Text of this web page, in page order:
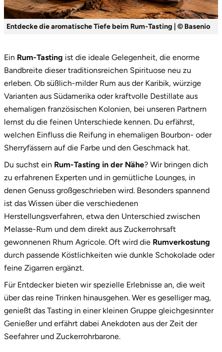
Entdecke die aromatische Tiefe beim Rum-Tasting | © Basenio
Ein Rum-Tasting ist die ideale Gelegenheit, die enorme
Bandbreite dieser traditionsreichen Spirituose neu zu
erleben. Ob süßlich-milder Rum aus der Karibik, würzige
Varianten aus Südamerika oder kraftvolle Destillate aus
ehemaligen französischen Kolonien, bei unseren Partnern
lernst du die feinen Unterschiede kennen. Du erfährst,
welchen Einfluss die Reifung in ehemaligen Bourbon- oder
Sherryfässern auf die Farbe und den Geschmack hat.
Du suchst ein Rum-Tasting in der Nähe? Wir bringen dich
zu erfahrenen Experten und in gemütliche Lounges, in
denen Genuss großgeschrieben wird. Besonders spannend
ist das Wissen über die verschiedenen
Herstellungsverfahren, etwa den Unterschied zwischen
Melasse-Rum und dem direkt aus Zuckerrohrsaft
gewonnenen Rhum Agricole. Oft wird die Rumverkostung
durch passende Köstlichkeiten wie dunkle Schokolade oder
feine Zigarren ergänzt.
Für Entdecker bieten wir spezielle Erlebnisse an, die weit
über das reine Trinken hinausgehen. Wer es geselliger mag,
genießt das Tasting in einer kleinen Gruppe gleichgesinnter
Genießer und erfährt dabei Anekdoten aus der Zeit der
Seefahrer und Zuckerrohrbarone.
Wesel
Würzburg
Zweibrücken
Zwickau
Öhringen